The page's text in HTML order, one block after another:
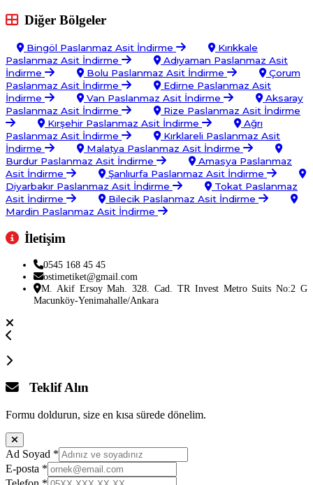
Diğer Bölgeler
Bingöl Paslanmaz Asit İndirme
Kırıkkale
Paslanmaz Asit İndirme
Adıyaman Paslanmaz Asit
İndirme
Bolu Paslanmaz Asit İndirme
Çorum
Paslanmaz Asit İndirme
Edirne Paslanmaz Asit
İndirme
Van Paslanmaz Asit İndirme
Aksaray
Paslanmaz Asit İndirme
Rize Paslanmaz Asit İndirme
Kırşehir Paslanmaz Asit İndirme
Ağrı
Paslanmaz Asit İndirme
Kırklareli Paslanmaz Asit
İndirme
Malatya Paslanmaz Asit İndirme
Burdur Paslanmaz Asit İndirme
Amasya Paslanmaz
Asit İndirme
Şanlıurfa Paslanmaz Asit İndirme
Diyarbakır Paslanmaz Asit İndirme
Tokat Paslanmaz
Asit İndirme
Bilecik Paslanmaz Asit İndirme
Mardin Paslanmaz Asit İndirme
İletişim
0545 168 45 45
ostimetiket@gmail.com
M. Akif Ersoy Mah. 328. Cad. TR Invest Metro Suits No:2 G
Macunköy-Yenimahalle/Ankara
Teklif Alın
Formu doldurun, size en kısa sürede dönelim.
Ad Soyad *
E-posta *